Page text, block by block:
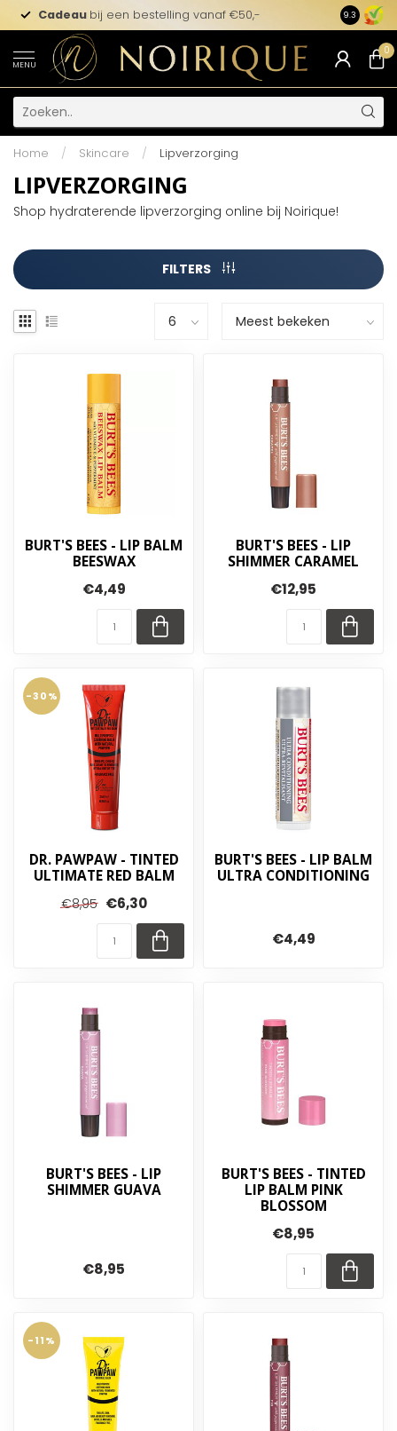
Cadeau bij een bestelling vanaf €50,- 9.3
MENU
0
Home / Skincare / Lipverzorging
LIPVERZORGING
Shop hydraterende lipverzorging online bij Noirique!
FILTERS
BURT'S BEES - LIP BALM
BEESWAX
€4,49
BURT'S BEES - LIP
SHIMMER CARAMEL
€12,95
-30%
DR. PAWPAW - TINTED
ULTIMATE RED BALM
€8,95 €6,30
BURT'S BEES - LIP BALM
ULTRA CONDITIONING
€4,49
BURT'S BEES - LIP
SHIMMER GUAVA
€8,95
BURT'S BEES - TINTED
LIP BALM PINK
BLOSSOM
€8,95
-11%